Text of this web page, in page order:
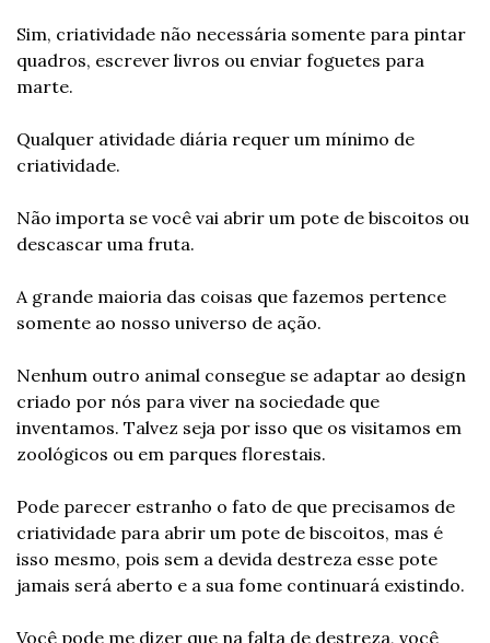
Sim, criatividade não necessária somente para pintar
quadros, escrever livros ou enviar foguetes para
marte.
Qualquer atividade diária requer um mínimo de
criatividade.
Não importa se você vai abrir um pote de biscoitos ou
descascar uma fruta.
A grande maioria das coisas que fazemos pertence
somente ao nosso universo de ação.
Nenhum outro animal consegue se adaptar ao design
criado por nós para viver na sociedade que
inventamos. Talvez seja por isso que os visitamos em
zoológicos ou em parques florestais.
Pode parecer estranho o fato de que precisamos de
criatividade para abrir um pote de biscoitos, mas é
isso mesmo, pois sem a devida destreza esse pote
jamais será aberto e a sua fome continuará existindo.
Você pode me dizer que na falta de destreza, você